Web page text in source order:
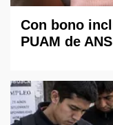
Con bono
PUAM de